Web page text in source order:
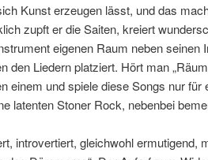
Kunst erzeugen lässt, und das
zupft er die Saiten, kreiert
eigenen Raum neben seinen
den Liedern platziert. Hört man
einem und spiele diese Songs nur für
latenten Stoner Rock, nebenbei
introvertiert, gleichwohl ermutigend,